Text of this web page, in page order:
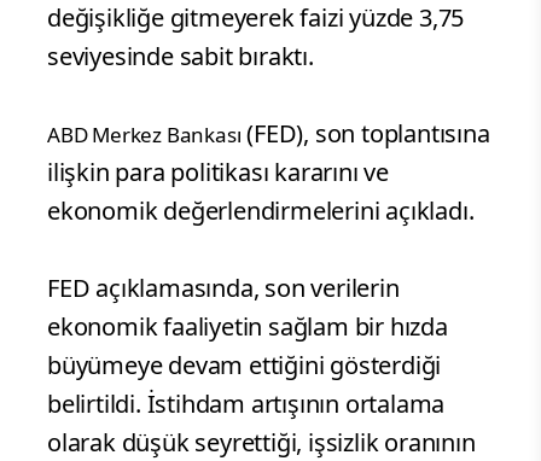
değişikliğe gitmeyerek faizi yüzde 3,75
seviyesinde sabit bıraktı.
ABD Merkez Bankası (FED), son toplantısına
ilişkin para politikası kararını ve
ekonomik değerlendirmelerini açıkladı.
FED açıklamasında, son verilerin
ekonomik faaliyetin sağlam bir hızda
büyümeye devam ettiğini gösterdiği
belirtildi. İstihdam artışının ortalama
olarak düşük seyrettiği, işsizlik oranının